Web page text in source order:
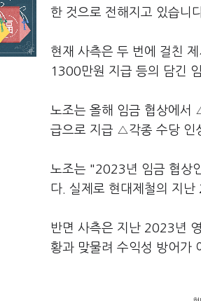
한 것으로 전해지고 있습니
현재 사측은 두 번에 걸친
1300만원 지급 등의 담긴
노조는 올해 임금 협상에
급으로 지급 △각종 수당 인
노조는 "2023년 임금 협상
다. 실제로 현대제철의 지
반면 사측은 지난 2023년
황과 맞물려 수익성 방어가